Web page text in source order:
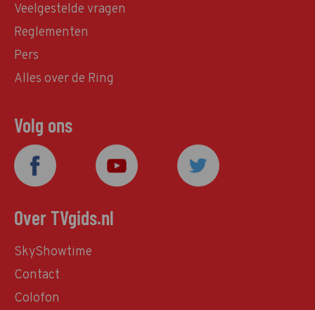
Veelgestelde vragen
Reglementen
Pers
Alles over de Ring
Volg ons
Over TVgids.nl
SkyShowtime
Contact
Colofon